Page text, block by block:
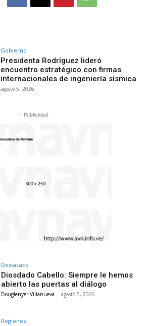
Gobierno
Presidenta Rodríguez lideró
encuentro estratégico con firmas
internacionales de ingeniería sísmica
agosto 5, 2026
- Publicidad -
Destacada
Diosdado Cabello: Siempre le hemos
abierto las puertas al diálogo
Douglenyer Villanueva - agosto 5, 2026
Regiones